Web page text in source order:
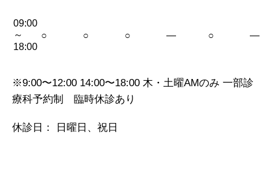
09:00
～
18:00
○ ○ ○ — ○ —
※9:00〜12:00 14:00〜18:00 木・土曜AMのみ 一部診
療科予約制 臨時休診あり
休診日： 日曜日、祝日